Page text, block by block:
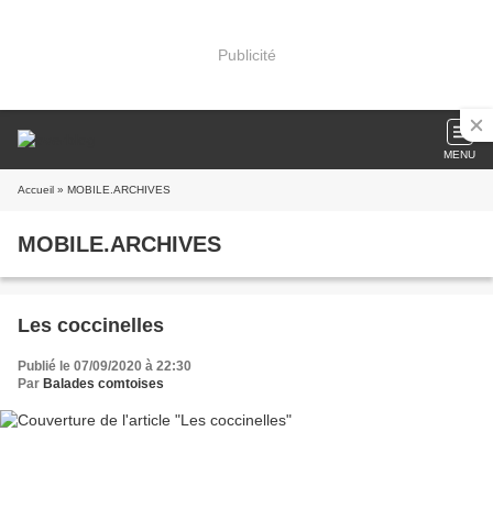
Publicité
MENU
Accueil » MOBILE.ARCHIVES
MOBILE.ARCHIVES
Les coccinelles
Publié le 07/09/2020 à 22:30
Par Balades comtoises